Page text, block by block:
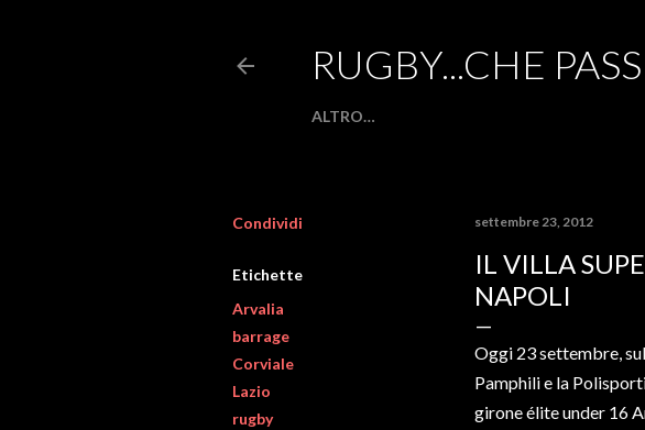
RUGBY...CHE
ALTRO…
Condividi
Etichette
Arvalia
barrage
Corviale
Lazio
rugby
settembre 23, 2012
IL VILLA
NAPOLI
Oggi 23 settembre,
Pamphili e la
girone élite under 16